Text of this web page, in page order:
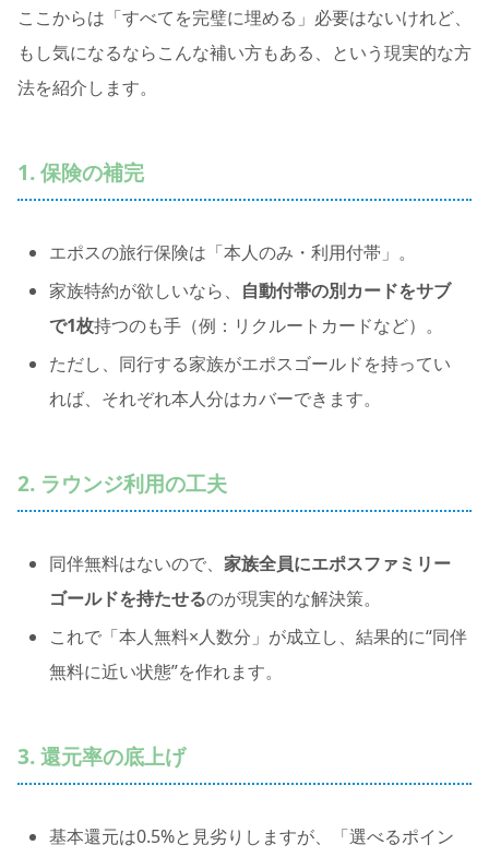
ここからは「すべてを完璧に埋める」必要はないけれど、
もし気になるならこんな補い方もある、という現実的な方
法を紹介します。
1. 保険の補完
エポスの旅行保険は「本人のみ・利用付帯」。
家族特約が欲しいなら、 自動付帯の別カードをサブ
で1枚持つのも手（例：リクルートカードなど）。
ただし、同行する家族がエポスゴールドを持ってい
れば、それぞれ本人分はカバーできます。
2. ラウンジ利用の工夫
同伴無料はないので、家族全員にエポスファミリー
ゴールドを持たせるのが現実的な解決策。
これで「本人無料×人数分」が成立し、結果的に“同伴
無料に近い状態”を作れます。
3. 還元率の底上げ
基本還元は0.5%と見劣りしますが、「選べるポイン